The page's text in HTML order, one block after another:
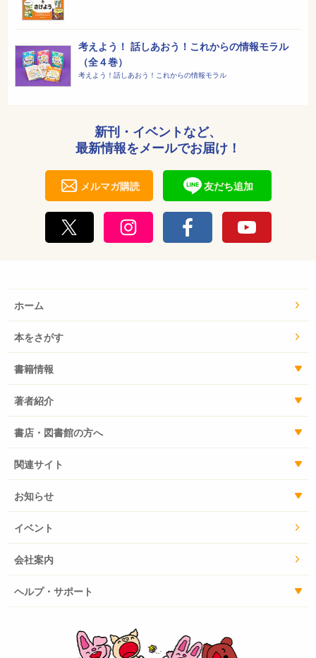
考えよう！ 話しあおう！これからの情報モラル
（全４巻）
考えよう！話しあおう！これからの情報モラル
新刊・イベントなど、
最新情報をメールでお届け！
メルマガ購読 友だち追加
ホーム
本をさがす
書籍情報
著者紹介
書店・図書館の方へ
関連サイト
お知らせ
イベント
会社案内
ヘルプ・サポート